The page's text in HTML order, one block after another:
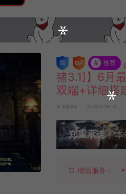
# 推荐
猪3.1]】6月
双端+详细搭
冷雨泽ღ 2023-06-13
郑重承诺丨
增值服务：